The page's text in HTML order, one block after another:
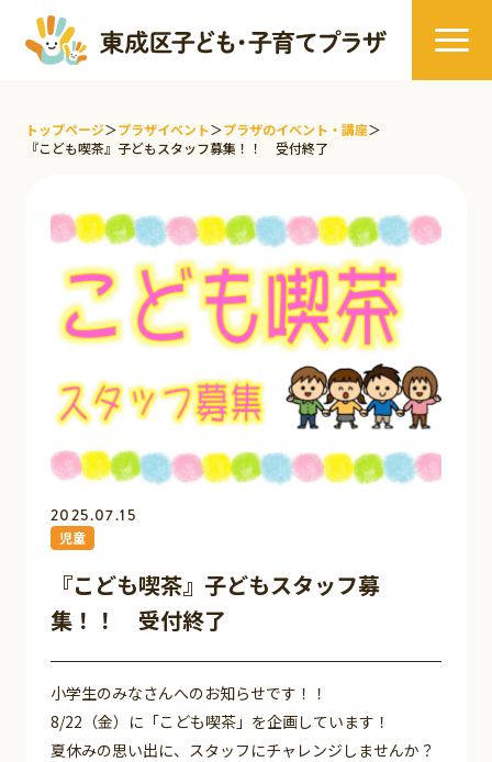
トップページ＞プラザイベント＞プラザのイベント・講座＞
『こども喫茶』子どもスタッフ募集！！ 受付終了
2025.07.15
児童
『こども喫茶』子どもスタッフ募
集！！ 受付終了
小学生のみなさんへのお知らせです！！
8/22（金）に「こども喫茶」を企画しています！
夏休みの思い出に、スタッフにチャレンジしませんか？